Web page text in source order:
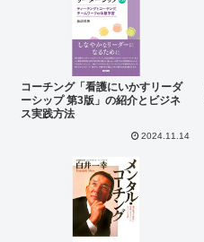
コーチング「看護にいかすリーダ
ーシップ 第3版」の紹介とビジネ
ス実践方法
2024.11.14